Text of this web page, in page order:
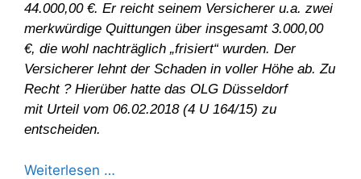
44.000,00 €. Er reicht seinem Versicherer u.a. zwei
merkwürdige Quittungen über insgesamt 3.000,00
€, die wohl nachträglich „frisiert“ wurden. Der
Versicherer lehnt der Schaden in voller Höhe ab. Zu
Recht ? Hierüber hatte das OLG Düsseldorf
mit Urteil vom 06.02.2018 (4 U 164/15) zu
entscheiden.
Weiterlesen …